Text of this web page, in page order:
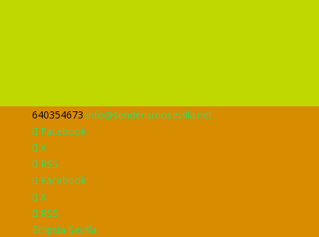
640354673 info@senderismosevilla.net
Facebook
X
RSS
Facebook
X
RSS
Eclipsia Sevilla